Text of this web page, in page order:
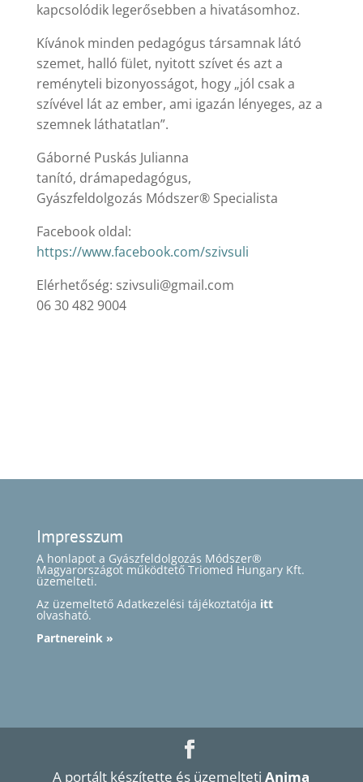
kapcsolódik legerősebben a hivatásomhoz.
Kívánok minden pedagógus társamnak látó
szemet, halló fület, nyitott szívet és azt a
reményteli bizonyosságot, hogy „jól csak a
szívével lát az ember, ami igazán lényeges, az a
szemnek láthatatlan”.
Gáborné Puskás Julianna
tanító, drámapedagógus,
Gyászfeldolgozás Módszer® Specialista
Facebook oldal:
https://www.facebook.com/szivsuli
Elérhetőség: szivsuli@gmail.com
06 30 482 9004
Impresszum
A honlapot a Gyászfeldolgozás Módszer®
Magyarországot működtető Triomed Hungary Kft.
üzemelteti.
Az üzemeltető Adatkezelési tájékoztatója itt
olvasható.
Partnereink »
A portált készítette és üzemeltetiAnima